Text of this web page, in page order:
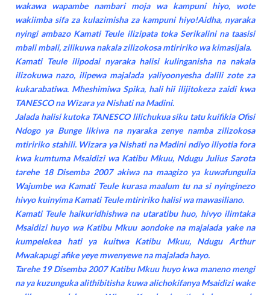
wakawa wapambe nambari moja wa kampuni hiyo, wote
wakiimba sifa za kulazimisha za kampuni hiyo!Aidha, nyaraka
nyingi ambazo Kamati Teule ilizipata toka Serikalini na taasisi
mbali mbali, zilikuwa nakala zilizokosa mtiririko wa kimasijala.
Kamati Teule ilipodai nyaraka halisi kulinganisha na nakala
ilizokuwa nazo, ilipewa majalada yaliyoonyesha dalili zote za
kukarabatiwa. Mheshimiwa Spika, hali hii ilijitokeza zaidi kwa
TANESCO na Wizara ya Nishati na Madini.
Jalada halisi kutoka TANESCO lilichukua siku tatu kuifikia Ofisi
Ndogo ya Bunge likiwa na nyaraka zenye namba zilizokosa
mtiririko stahili. Wizara ya Nishati na Madini ndiyo iliyotia fora
kwa kumtuma Msaidizi wa Katibu Mkuu, Ndugu Julius Sarota
tarehe 18 Disemba 2007 akiwa na maagizo ya kuwafungulia
Wajumbe wa Kamati Teule kurasa maalum tu na si nyinginezo
hivyo kuinyima Kamati Teule mtiririko halisi wa mawasiliano.
Kamati Teule haikuridhishwa na utaratibu huo, hivyo ilimtaka
Msaidizi huyo wa Katibu Mkuu aondoke na majalada yake na
kumpelekea hati ya kuitwa Katibu Mkuu, Ndugu Arthur
Mwakapugi afike yeye mwenyewe na majalada hayo.
Tarehe 19 Disemba 2007 Katibu Mkuu huyo kwa maneno mengi
na ya kuzunguka alithibitisha kuwa alichokifanya Msaidizi wake